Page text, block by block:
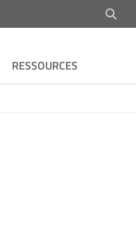
RESSOURCES